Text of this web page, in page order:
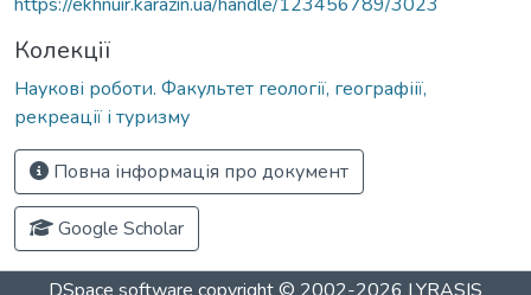
Колекції
Наукові роботи. Факультет геології, географіії,
рекреації і туризму
Повна інформація про документ
Google Scholar